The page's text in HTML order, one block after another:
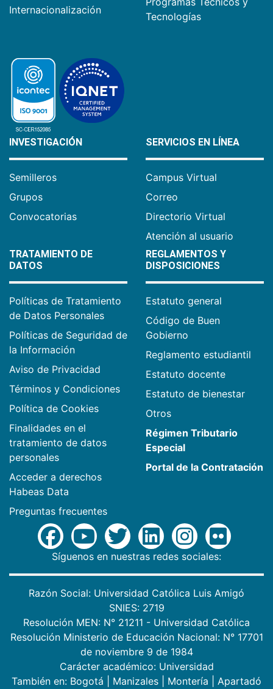
Internacionalización
Tecnologías
INVESTIGACIÓN
Semilleros
Grupos
Convocatorias
SERVICIOS EN LÍNEA
Campus Virtual
Correo
Directorio Virtual
Atención al usuario
TRATAMIENTO DE
DATOS
Políticas de Tratamiento
de Datos Personales
Políticas de Seguridad de
la Información
Aviso de Privacidad
Términos y Condiciones
Política de Cookies
Finalidades en el
tratamiento de datos
personales
Acceder a derechos
Habeas Data
Preguntas frecuentes
REGLAMENTOS Y
DISPOSICIONES
Estatuto general
Código de Buen
Gobierno
Reglamento estudiantil
Estatuto docente
Estatuto de bienestar
Otros
Régimen Tributario
Especial
Portal de la Contratación
Síguenos en nuestras redes sociales:
Razón Social: Universidad Católica Luis Amigó
SNIES: 2719
Resolución MEN: N° 21211 - Universidad Católica
Resolución Ministerio de Educación Nacional: N° 17701
de noviembre 9 de 1984
Carácter académico: Universidad
También en: Bogotá Manizales Montería
Apartadó